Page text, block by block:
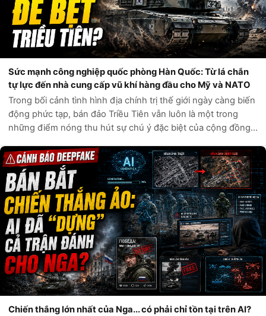
Sức mạnh công nghiệp quốc phòng Hàn Quốc: Từ lá chắn
tự lực đến nhà cung cấp vũ khí hàng đầu cho Mỹ và NATO
Trong bối cảnh tình hình địa chính trị thế giới ngày càng biến
động phức tạp, bán đảo Triều Tiên vẫn luôn là một trong
những điểm nóng thu hút sự chú ý đặc biệt của cộng đồng
các mối đe dọa t...
Chiến thắng lớn nhất của Nga... có phải chỉ tồn tại trên AI?